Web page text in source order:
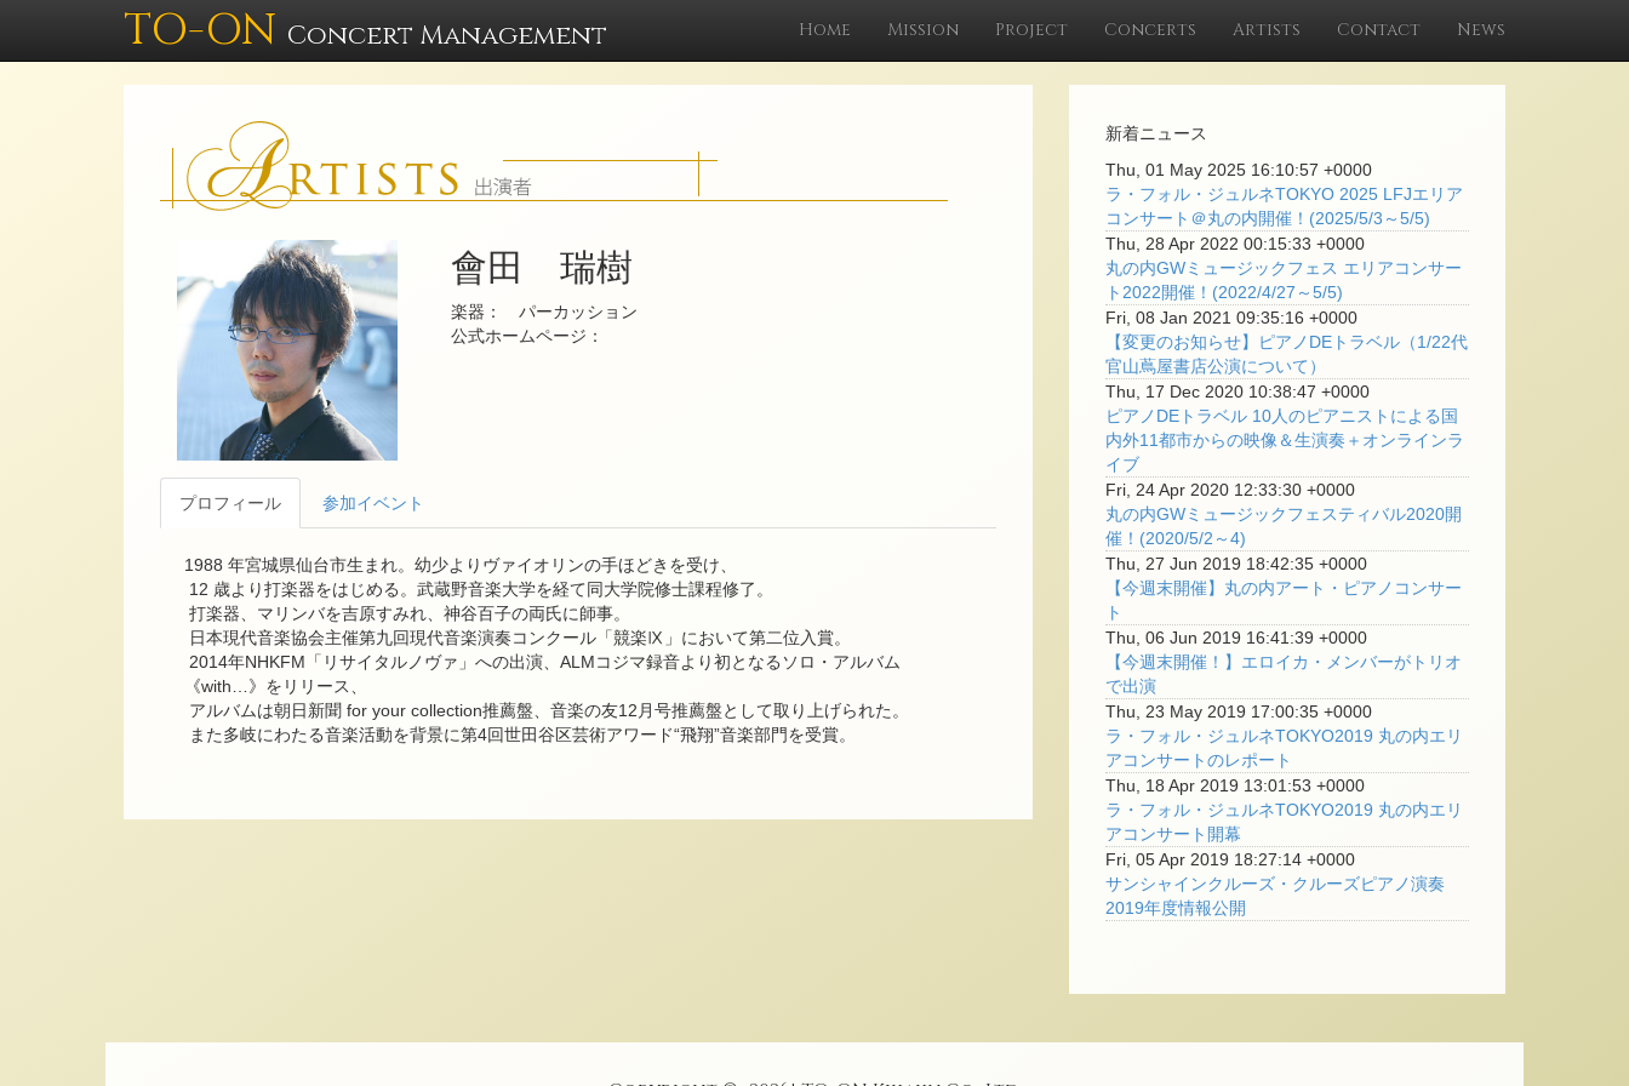
TO-ON Concert Management Home Mission Project Concerts Artists Contact News
會田 瑞樹
楽器： パーカッション
公式ホームページ：
プロフィール 参加イベント
1988 年宮城県仙台市生まれ。幼少よりヴァイオリンの手ほどきを受け、
12 歳より打楽器をはじめる。武蔵野音楽大学を経て同大学院修士課程修了。
打楽器、マリンバを吉原すみれ、神谷百子の両氏に師事。
日本現代音楽協会主催第九回現代音楽演奏コンクール「競楽Ⅸ」において第二位入賞。
2014年NHKFM「リサイタルノヴァ」への出演、ALMコジマ録音より初となるソロ・アルバム
《with…》をリリース、
アルバムは朝日新聞 for your collection推薦盤、音楽の友12月号推薦盤として取り上げられた。
また多岐にわたる音楽活動を背景に第4回世田谷区芸術アワード“飛翔”音楽部門を受賞。
新着ニュース
Thu, 01 May 2025 16:10:57 +0000
ラ・フォル・ジュルネTOKYO 2025 LFJエリア
コンサート＠丸の内開催！(2025/5/3～5/5)
Thu, 28 Apr 2022 00:15:33 +0000
丸の内GWミュージックフェス エリアコンサー
ト2022開催！(2022/4/27～5/5)
Fri, 08 Jan 2021 09:35:16 +0000
【変更のお知らせ】ピアノDEトラベル（1/22代
官山蔦屋書店公演について）
Thu, 17 Dec 2020 10:38:47 +0000
ピアノDEトラベル 10人のピアニストによる国
内外11都市からの映像＆生演奏＋オンラインラ
イブ
Fri, 24 Apr 2020 12:33:30 +0000
丸の内GWミュージックフェスティバル2020開
催！(2020/5/2～4)
Thu, 27 Jun 2019 18:42:35 +0000
【今週末開催】丸の内アート・ピアノコンサー
ト
Thu, 06 Jun 2019 16:41:39 +0000
【今週末開催！】エロイカ・メンバーがトリオ
で出演
Thu, 23 May 2019 17:00:35 +0000
ラ・フォル・ジュルネTOKYO2019 丸の内エリ
アコンサートのレポート
Thu, 18 Apr 2019 13:01:53 +0000
ラ・フォル・ジュルネTOKYO2019 丸の内エリ
アコンサート開幕
Fri, 05 Apr 2019 18:27:14 +0000
サンシャインクルーズ・クルーズピアノ演奏
2019年度情報公開